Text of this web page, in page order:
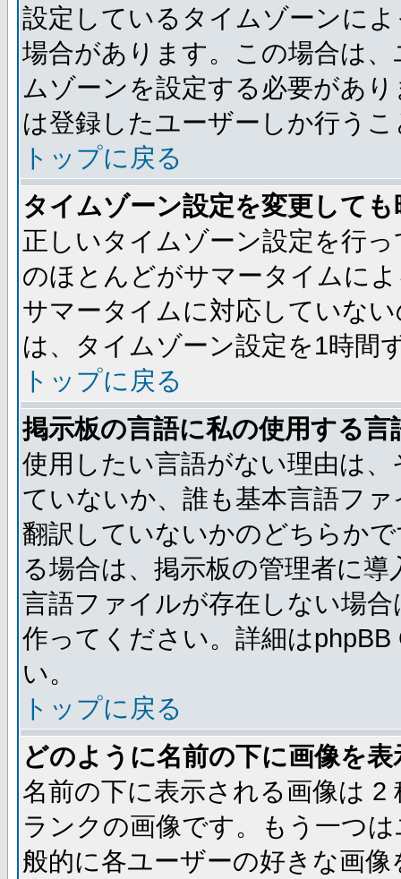
設定しているタイムゾーンに
場合があります。この場合は
ムゾーンを設定する必要があ
は登録したユーザーしか行う
トップに戻る
タイムゾーン設定を変更して
正しいタイムゾーン設定を行
のほとんどがサマータイムに
サマータイムに対応していな
は、タイムゾーン設定を1時間
トップに戻る
掲示板の言語に私の使用する
使用したい言語がない理由は
ていないか、誰も基本言語フ
翻訳していないかのどちらか
る場合は、掲示板の管理者に
言語ファイルが存在しない場
作ってください。詳細は
い。
トップに戻る
どのように名前の下に画像を
名前の下に表示される画像は
ランクの画像です。もう一つ
般的に各ユーザーの好きな画